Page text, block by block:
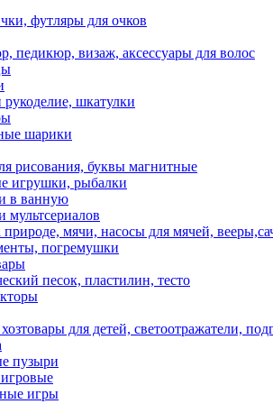
футляры для очков
педикюр, визаж, аксессуары для волос
шкатулки
шарики
рисования, буквы магнитные
игрушки, рыбалки
в ванную
мультсериалов
мячи, насосы для мячей,
погремушки
песок, пластилин, тесто
для детей, светоотражатели,
пузыри
игры